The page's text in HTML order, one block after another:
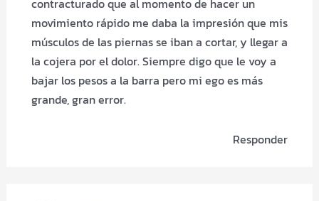
contracturado que al momento de hacer un
movimiento rápido me daba la impresión que mis
músculos de las piernas se iban a cortar, y llegar a
la cojera por el dolor. Siempre digo que le voy a
bajar los pesos a la barra pero mi ego es más
grande, gran error.
Responder